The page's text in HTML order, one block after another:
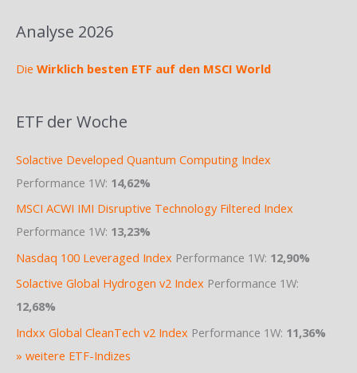
Analyse 2026
Die Wirklich besten ETF auf den MSCI World
ETF der Woche
Solactive Developed Quantum Computing Index
Performance 1W: 14,62%
MSCI ACWI IMI Disruptive Technology Filtered Index
Performance 1W: 13,23%
Nasdaq 100 Leveraged Index Performance 1W: 12,90%
Solactive Global Hydrogen v2 Index Performance 1W:
12,68%
Indxx Global CleanTech v2 Index Performance 1W: 11,36%
» weitere ETF-Indizes